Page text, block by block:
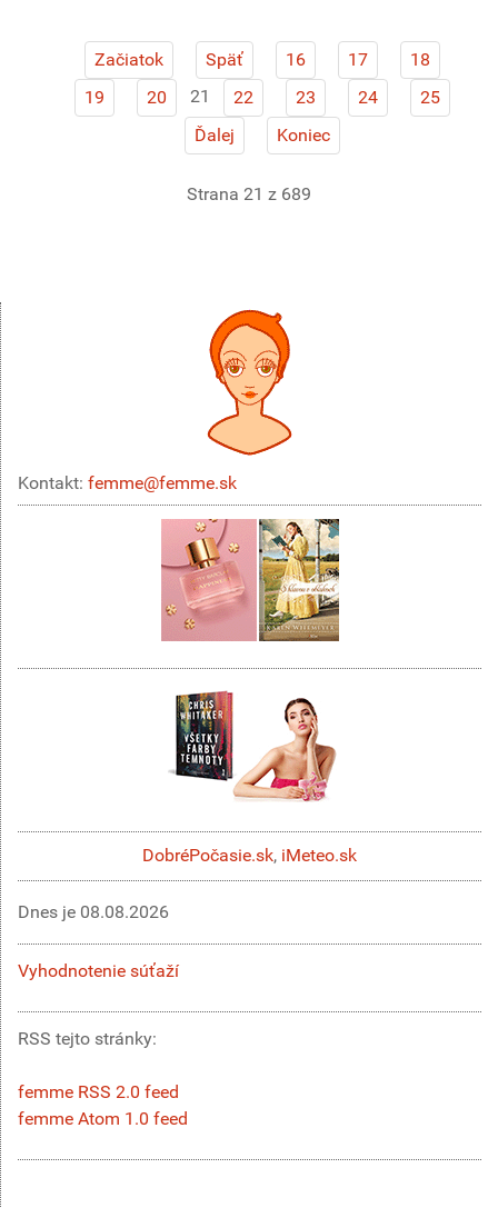
Začiatok Späť 16 17
18
19
20 21 22 23 24
25
Ďalej
Koniec
Strana 21 z 689
Kontakt: femme@femme.sk
DobréPočasie.sk, iMeteo.sk
Dnes je 08.08.2026
Vyhodnotenie súťaží
RSS tejto stránky:
femme RSS 2.0 feed
femme Atom 1.0 feed